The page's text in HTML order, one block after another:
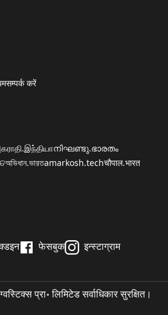
सम्पर्क करें
നിഘണ്ടു.ഭാരതം
অভিধান.ভারতamarkosh.techचौपाल.भारत
फेसबुक इन्स्टाग्राम
प्रा॰ लिमिटेड सर्वाधिकार सुरक्षित।